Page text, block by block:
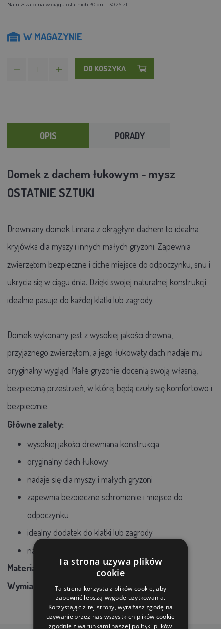
Najniższa cena w ciągu ostatnich 30 dni - 30.26 zl
W MAGAZYNIE
DO KOSZYKA
OPIS PORADY
Domek z dachem łukowym - mysz
OSTATNIE SZTUKI
Drewniany domek Limara z okrągłym dachem to idealna
kryjówka dla myszy i innych małych gryzoni. Zapewnia
zwierzętom bezpieczne i ciche miejsce do odpoczynku, snu i
ukrycia się w ciągu dnia. Dzięki swojej naturalnej konstrukcji
idealnie pasuje do każdej klatki lub zagrody.
Domek wykonany jest z wysokiej jakości drewna,
przyjaznego zwierzętom, a jego łukowaty dach nadaje mu
oryginalny wygląd. Małe gryzonie docenią swoją własną,
bezpieczną przestrzeń, w której będą czuły się komfortowo i
bezpiecznie.
Główne zalety:
wysokiej jakości drewniana konstrukcja
oryginalny dach łukowy
nadaje się dla myszy i małych gryzoni
zapewnia bezpieczne schronienie i miejsce do
odpoczynku
idealny dodatek do klatki lub zagrody
naturalny materiał odpowiedni dla zwierząt
Materiał:
drewno
Wymiary:
14 × 10 × 9 cm
Ta strona używa plików
cookie
Ta strona korzysta z plików cookie, aby
zapewnić lepszą wygodę użytkowania.
Korzystając z tej strony, wyrażasz zgodę na
używanie przez nas wszystkich plików cookie
zgodnie z warunkami naszej polityki plików